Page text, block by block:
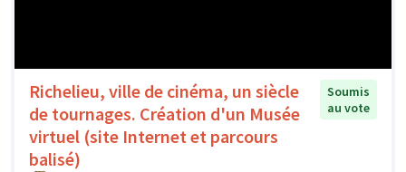
Richelieu, ville de cinéma, un siècle
de tournages. Création d'un Musée
virtuel (site Internet et parcours
balisé)
Soumis
au vote